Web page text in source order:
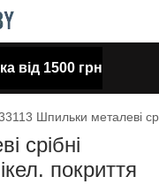
від 1500 грн
Шпильки металеві
срібні
покриття